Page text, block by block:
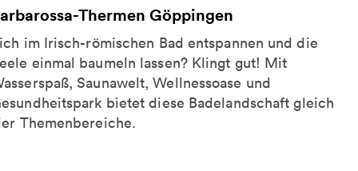
Thermen Göppingen
im Irisch-römischen Bad entspannen und die
einmal baumeln lassen? Klingt gut! Mit
Saunawelt, Wellnessoase und
bietet diese Badelandschaft gleich
Themenbereiche.